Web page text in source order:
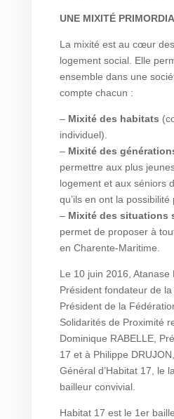
UNE MIXITÉ
La mixité est au cœur
logement social. Elle
ensemble dans une
compte chacun :
– Mixité des habitats
individuel).
– Mixité des
permettre aux plus
logement et aux séniors
qu’ils en ont la possibilité
– Mixité des situations
permet de proposer à
en Charente-Maritime.
Le 10 juin 2016, Atanase
Président fondateur de
Président de la
Solidarités de Proximité
Dominique RABELLE,
17 et à Philippe
Général d’Habitat 17, le
bailleur convivial.
Habitat 17 est le 1er